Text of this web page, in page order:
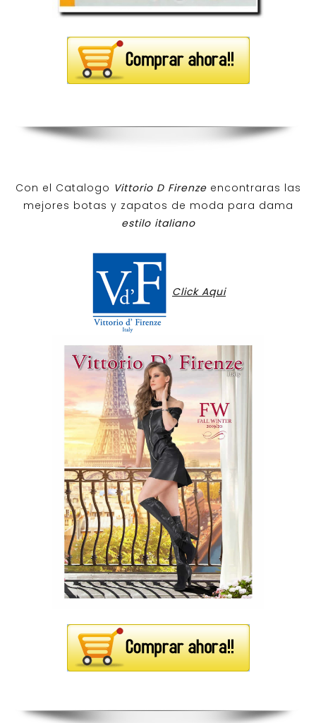
Con el Catalogo Vittorio D Firenzeencontraras las
mejores botas y zapatos de moda para dama
estilo italiano
Click Aqui